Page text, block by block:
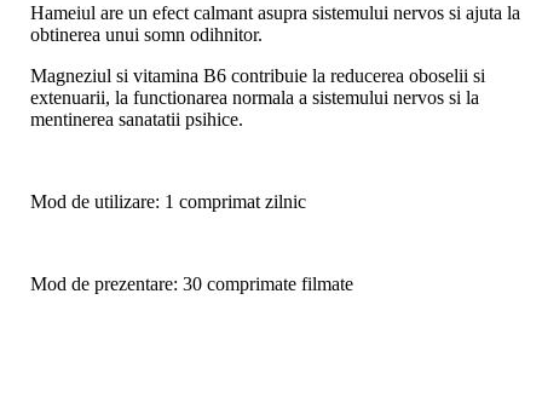
Hameiul are un efect calmant asupra sistemului nervos si ajuta la
obtinerea unui somn odihnitor.
Magneziul si vitamina B6 contribuie la reducerea oboselii si
extenuarii, la functionarea normala a sistemului nervos si la
mentinerea sanatatii psihice.
Mod de utilizare: 1 comprimat zilnic
Mod de prezentare: 30 comprimate filmate